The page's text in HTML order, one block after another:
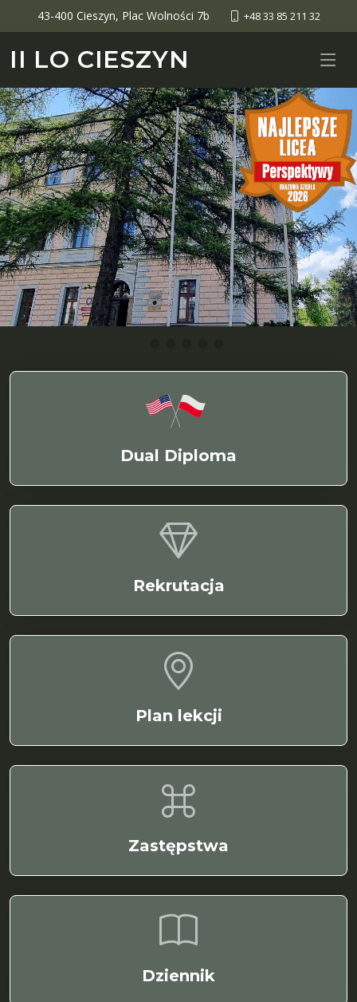
43-400 Cieszyn, Plac Wolności 7b +48 33 85 211 32
II LO CIESZYN
Dual Diploma
Rekrutacja
Plan lekcji
Zastępstwa
Dziennik